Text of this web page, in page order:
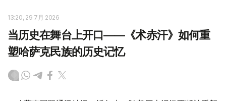
13:20, 29 7月 2026
当历史在舞台上开口——《术赤汗》如何重
塑哈萨克民族的历史记忆